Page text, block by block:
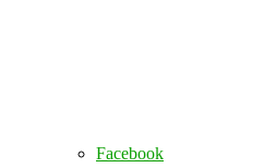
Facebook